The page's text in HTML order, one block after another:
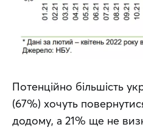
Потенційно більшість
(67%) хочуть
додому, а 21% ще не